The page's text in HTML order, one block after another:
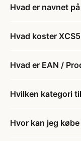
Hvad er navnet
Hvad koster
Hvad er EAN /
Hvilken kategori
Hvor kan jeg